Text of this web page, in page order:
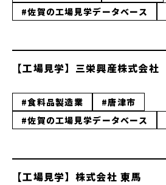
#佐賀の工場見学データベース
【工場見学】三栄興産株式会社
#食料品製造業
#唐津市
#佐賀の工場見学データベース
【工場見学】株式会社 東馬